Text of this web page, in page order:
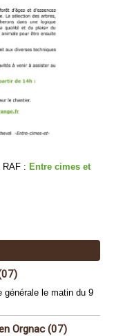
RAF : Entre cimes et
générale le matin du 9
Orgnac (07)